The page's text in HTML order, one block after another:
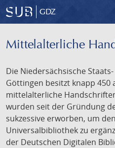
GDZ
Mittelalterliche
Die Niedersächsische
Göttingen besitzt knapp 450
mittelalterliche
wurden seit der Gründung
sukzessive erworben, um
Universalbibliothek zu
der Deutschen Digitalen